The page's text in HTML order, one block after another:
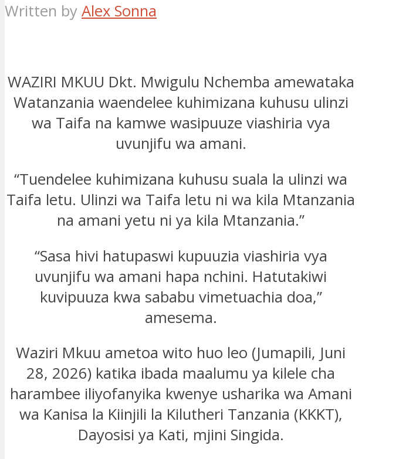
Written by Alex Sonna
WAZIRI MKUU Dkt. Mwigulu Nchemba amewataka
Watanzania waendelee kuhimizana kuhusu ulinzi
wa Taifa na kamwe wasipuuze viashiria vya
uvunjifu wa amani.
“Tuendelee kuhimizana kuhusu suala la ulinzi wa
Taifa letu. Ulinzi wa Taifa letu ni wa kila Mtanzania
na amani yetu ni ya kila Mtanzania.”
“Sasa hivi hatupaswi kupuuzia viashiria vya
uvunjifu wa amani hapa nchini. Hatutakiwi
kuvipuuza kwa sababu vimetuachia doa,”
amesema.
Waziri Mkuu ametoa wito huo leo (Jumapili, Juni
28, 2026) katika ibada maalumu ya kilele cha
harambee iliyofanyika kwenye usharika wa Amani
wa Kanisa la Kiinjili la Kilutheri Tanzania (KKKT),
Dayosisi ya Kati, mjini Singida.